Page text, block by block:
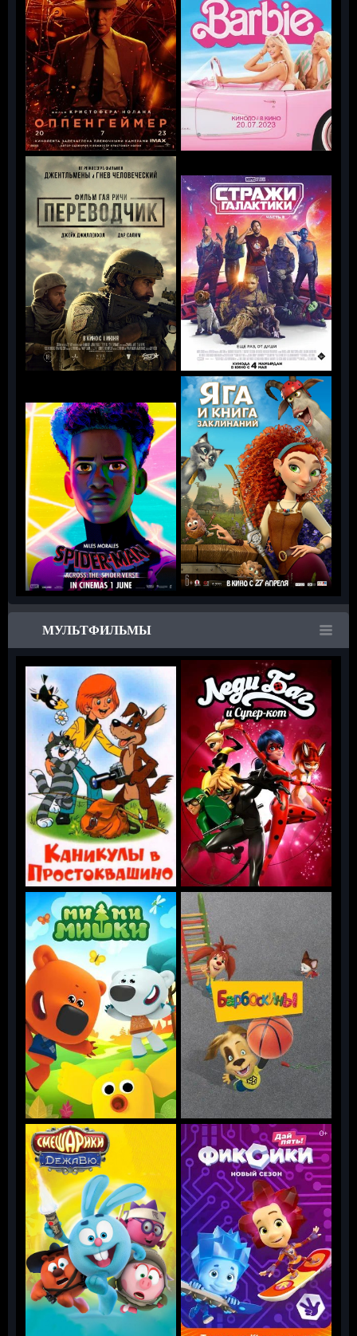
МУЛЬТФИЛЬМЫ